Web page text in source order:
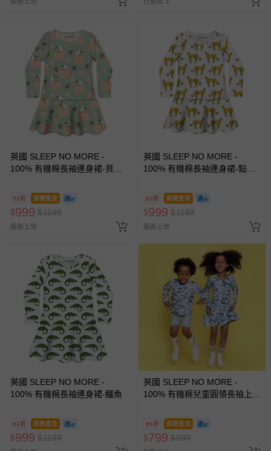
其他常見問題：
運送服務：目前提供的運送僅限台灣本島。如您位於離島地
區，可能會無法配送，或須依據商品需加收離島運費。廠商
亦保留出貨與否的權利。離島、偏遠地區、樓層親送等加價
費用，可能會另需加收。
商品實際的配達日期，可於訂單個人資料內的查詢訂單內，
已出貨通知之訊息為主。
如您收到商品，請依正常流程檢查是否完好，若商品遇瑕疵
情形，您可申請更換新品或退貨，請見：退貨的辦理流程
若您對於會員帳號、商品訂購與資訊、購物流程、付款方
問，你可詳見：
媽咪愛客服中心。
預購商品：預購為海外同步代購，遇缺貨即會通知媽咪並協
助取消退款事宜。
商品如因「價格、組合」等錯誤原因，導致無法安排出貨，
會主動以簡訊及mail通知訂單取消事宜，並將提供適當補
償。
英國 SLEEP NO MORE -
100% 有機棉長袖連身裙-貝殼
83折 即將售完
$999 $1199
最新上架
英國 SLEEP NO MORE -
100% 有機棉長袖連身裙-點點
83折 即將售完
$999 $1199
最新上架
英國 SLEEP NO MORE -
100% 有機棉長袖連身裙-鱷魚
83折 即將售完
$999 $1199
英國 SLEEP NO MORE -
100% 有機棉兒童圓領長袖上
89折 即將售完
$799 $899